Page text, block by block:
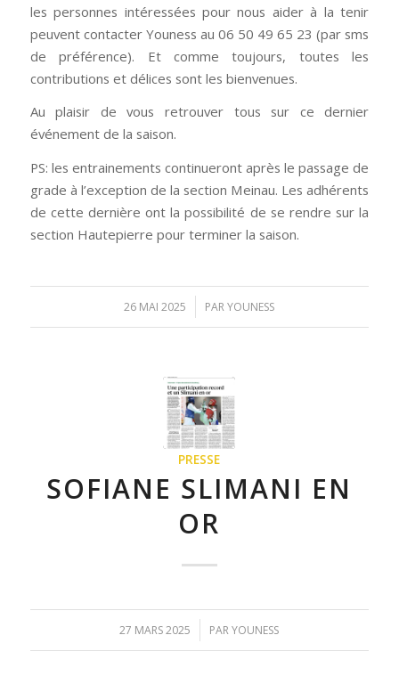
les personnes intéressées pour nous aider à la tenir
peuvent contacter Youness au 06 50 49 65 23 (par sms
de préférence). Et comme toujours, toutes les
contributions et délices sont les bienvenues.
Au plaisir de vous retrouver tous sur ce dernier
événement de la saison.
PS: les entrainements continueront après le passage de
grade à l’exception de la section Meinau. Les adhérents
de cette dernière ont la possibilité de se rendre sur la
section Hautepierre pour terminer la saison.
26 MAI 2025
/ PARYOUNESS
PRESSE
SOFIANE SLIMANI EN
OR
27 MARS 2025
/ PARYOUNESS